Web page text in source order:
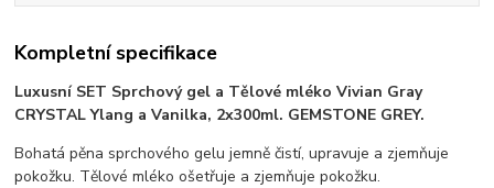
Kompletní specifikace
Luxusní SET Sprchový gel a Tělové mléko Vivian Gray
CRYSTAL Ylang a Vanilka, 2x300ml. GEMSTONE GREY.
Bohatá pěna sprchového gelu jemně čistí, upravuje a zjemňuje
pokožku. Tělové mléko ošetřuje a zjemňuje pokožku.